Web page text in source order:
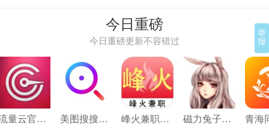
今日重磅
今日重磅更新不容错过
流量云官方正版 美图搜搜手机免费版 峰火兼职手机正版 磁力兔子搜索引擎手机免费版
举
报